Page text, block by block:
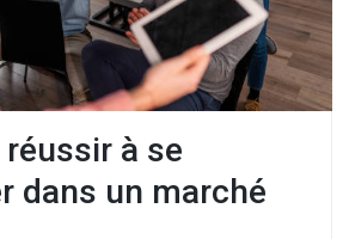
à se
dans un marché